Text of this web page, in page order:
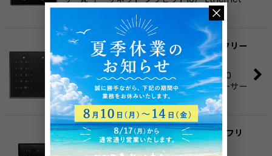
P…
DFD PRE10-A2 - DMX レコーダー (ダグフリー
ナ）
Doug Fleenor Design PRE10-A2: Preset 10
Architectural 2（ダグフリーナ プリ10イーサー
A: イーサネット プリセット10） Preset …
DFD PRESET 10 - DMX レコーダー（ダグフリ
ーナ ）